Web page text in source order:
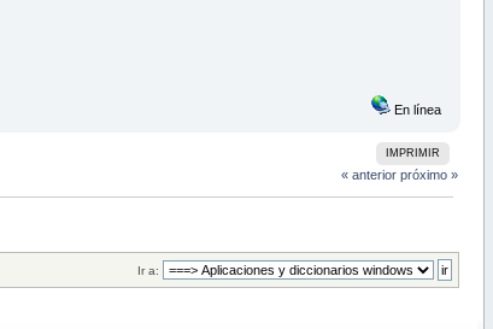
En línea
IMPRIMIR
« anterior próximo »
Ir a: